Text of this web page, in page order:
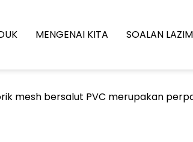
MENGENAI KITA SOALAN LAZIM
mesh bersalut PVC merupakan